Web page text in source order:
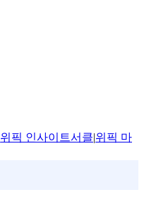
위픽 인사이트서클|위픽 마